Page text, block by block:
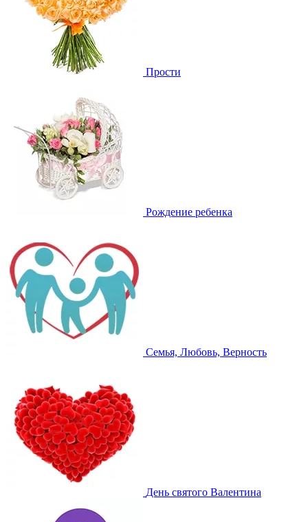
Прости
Рождение ребенка
Семья, Любовь, Верность
День святого Валентина